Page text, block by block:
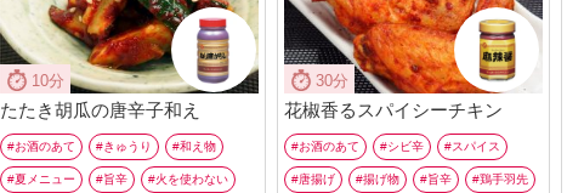
10分
たたき胡瓜の唐辛子和え
お酒のあて きゅうり 和え物
夏メニュー 旨辛 火を使わない
30分
花椒香るスパイシーチキン
お酒のあて シビ辛 スパイス
唐揚げ 揚げ物 旨辛 鶏手羽先